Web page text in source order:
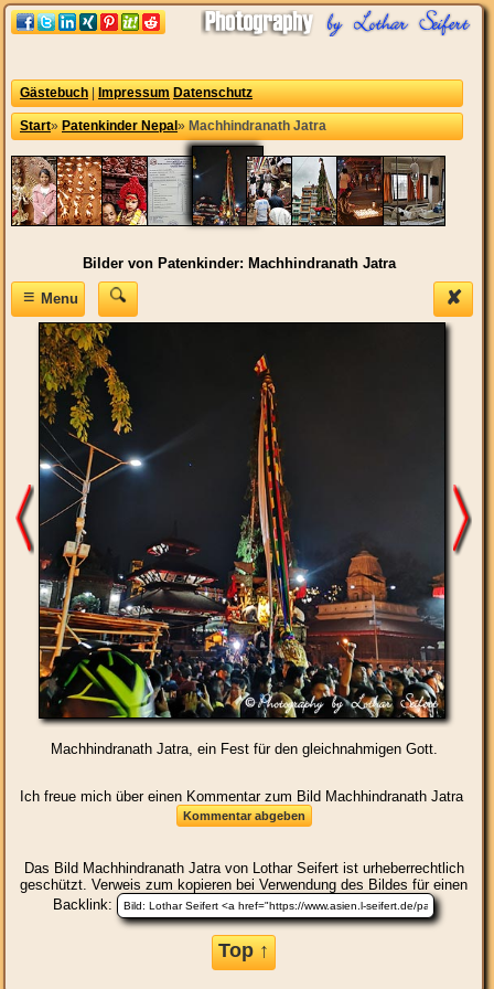
Gästebuch Impressum Datenschutz
Start» Patenkinder Nepal » Machhindranath Jatra
Bilder von Patenkinder: Machhindranath Jatra
✘
≡Menu
Machhindranath Jatra, ein Fest für den gleichnahmigen Gott.
Ich freue mich über einen Kommentar zum Bild Machhindranath Jatra
Das Bild Machhindranath Jatravon Lothar Seifert ist urheberrechtlich
geschützt. Verweis zum kopieren bei Verwendung des Bildes für einen
Backlink:
Top ↑